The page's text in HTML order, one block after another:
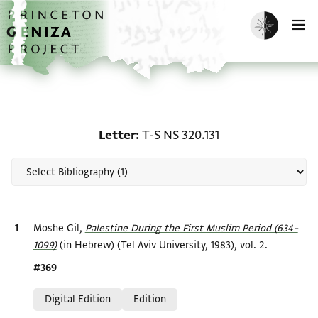
Skip to main content
home
Enable dark
Letter T-S NS 320.131
Bibliographic citation
Moshe Gil, Palestine During the First Muslim Period (634–
1099)‎(in Hebrew) (Tel Aviv University, 1983), vol. 2.
Location in source
#369
Digital Edition
Edition